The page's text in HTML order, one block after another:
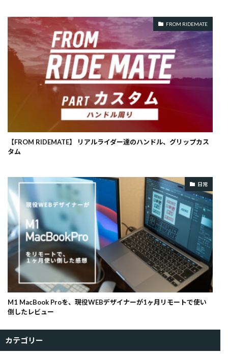
FROM RIDEMATE
【FROM RIDEMATE】 リアルライダー達のハンドル、グリップカス
タム
日常
M1 MacBook Proを、現役WEBデザイナーが1ヶ月リモートで使い
倒したレビュー
カテゴリー